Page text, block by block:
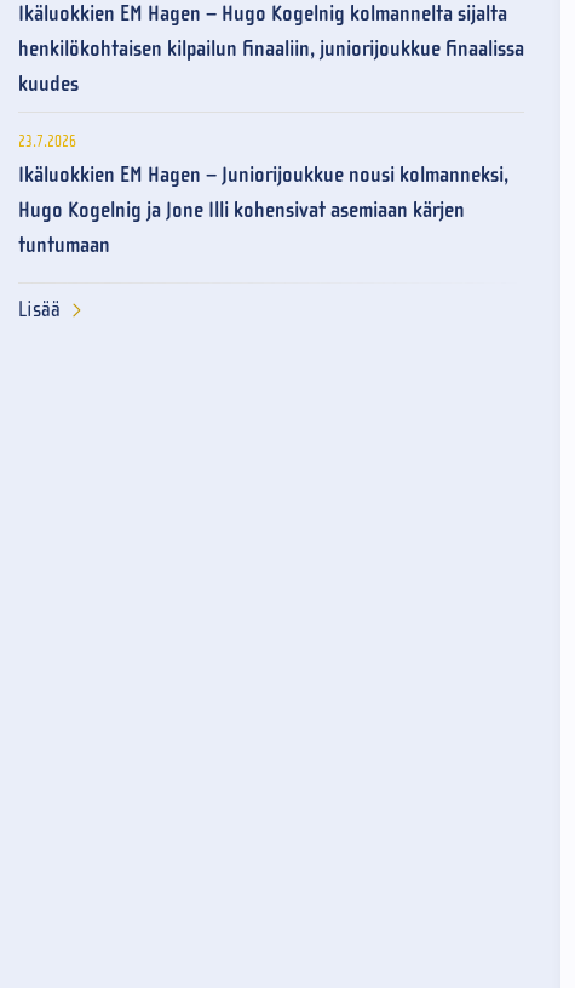
Ikäluokkien EM Hagen – Hugo Kogelnig kolmannelta sijalta
henkilökohtaisen kilpailun finaaliin, juniorijoukkue finaalissa
kuudes
23.7.2026
Ikäluokkien EM Hagen – Juniorijoukkue nousi kolmanneksi,
Hugo Kogelnig ja Jone Illi kohensivat asemiaan kärjen
tuntumaan
Lisää